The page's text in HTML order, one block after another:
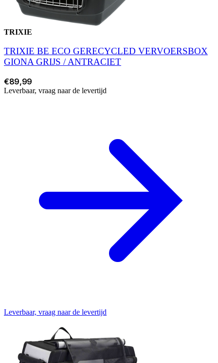
TRIXIE
TRIXIE BE ECO GERECYCLED VERVOERSBOX
GIONA GRIJS / ANTRACIET
€89,99
Leverbaar, vraag naar de levertijd
Leverbaar, vraag naar de levertijd